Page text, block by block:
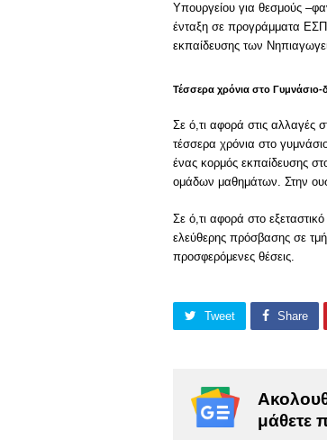
Υπουργείου για θεσμούς
ένταξη σε προγράμματα
εκπαίδευσης των
Τέσσερα χρόνια στο Γυμνάσιο-
Σε ό,τι αφορά στις αλλαγές
τέσσερα χρόνια στο
ένας κορμός εκπαίδευσης
ομάδων μαθημάτων. Στην
Σε ό,τι αφορά στο
ελεύθερης πρόσβασης σε
προσφερόμενες θέσεις.
Tweet Share
μάθετε